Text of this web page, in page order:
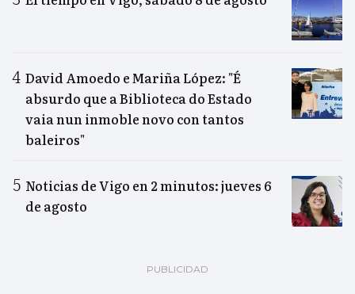
David Amoedo e Mariña López: "É
absurdo que a Biblioteca do Estado
vaia nun inmoble novo con tantos
baleiros"
Noticias de Vigo en 2 minutos: jueves 6
de agosto